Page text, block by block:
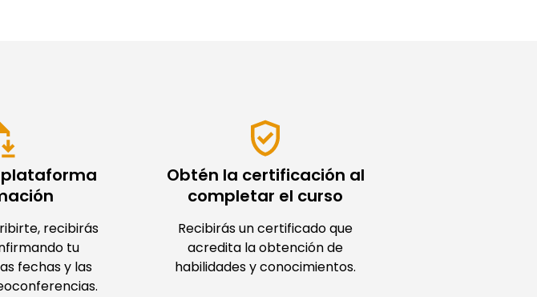
recibirás
tu
fechas y las
Obtén la certificación al
completar el curso
Recibirás un certificado que
acredita la obtención de
habilidades y conocimientos.